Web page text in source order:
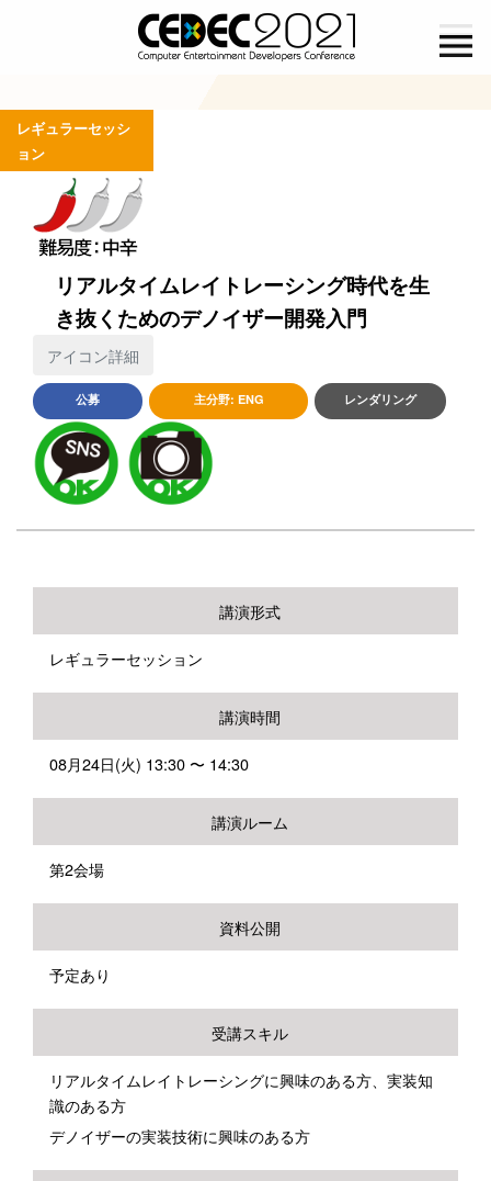
menu
menu
レギュラーセッシ
ョン
リアルタイムレイトレーシング時代を生
き抜くためのデノイザー開発入門
アイコン詳細
公募 主分野: ENG レンダリング
講演形式
レギュラーセッション
講演時間
08月24日(火) 13:30 〜 14:30
講演ルーム
第2会場
資料公開
予定あり
受講スキル
リアルタイムレイトレーシングに興味のある方、実装知
識のある方
デノイザーの実装技術に興味のある方